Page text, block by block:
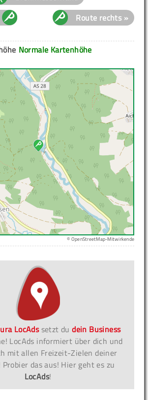
Route rechts »
Normale Kartenhöhe
© OpenStreetMap-Mitwirkende
LocAdssetzt dudein Business
LocAds informiert über dich und
mit allen Freizeit-Zielen deiner
Probier das aus! Hier geht es zu
LocAds!